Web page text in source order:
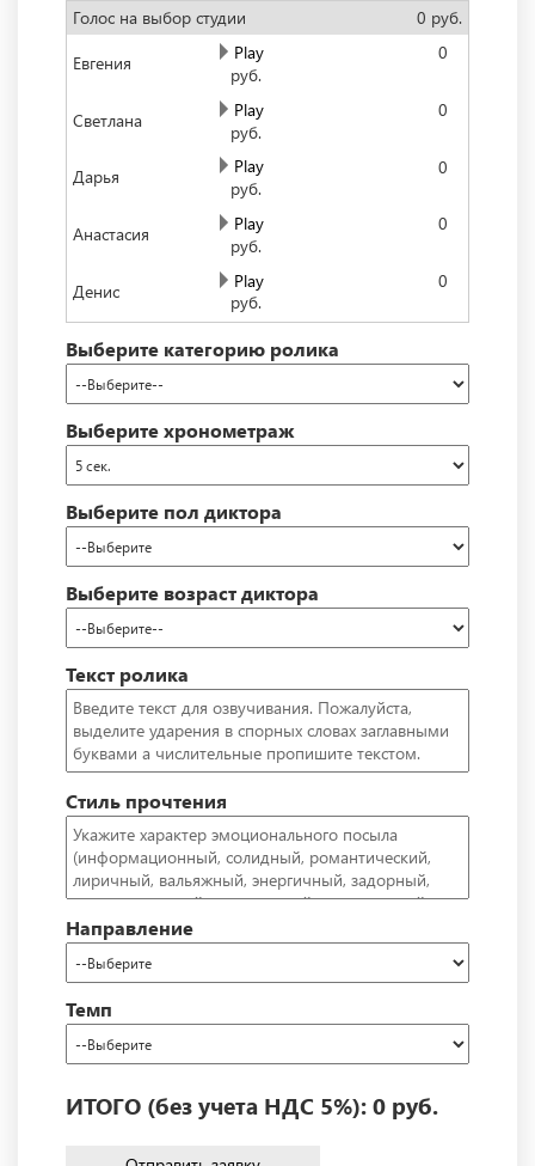
Голос на выбор студии
0 руб.
Евгения
Play
0
руб.
Светлана
Play
0
руб.
Дарья
Play
0
руб.
Анастасия
Play
0
руб.
Денис
Play
0
руб.
Андрей
руб.
Виктор
Евгений Козлов
Play
0
Алексей
Play
руб.
Play
0
руб.
Артем Старцев
руб.
Сергей
руб.
Выберите категорию ролика
Выберите хронометраж
Выберите пол диктора
Выберите возраст диктора
Текст ролика
Стиль прочтения
Направление
Темп
ИТОГО (без учета НДС 5%):0 руб.